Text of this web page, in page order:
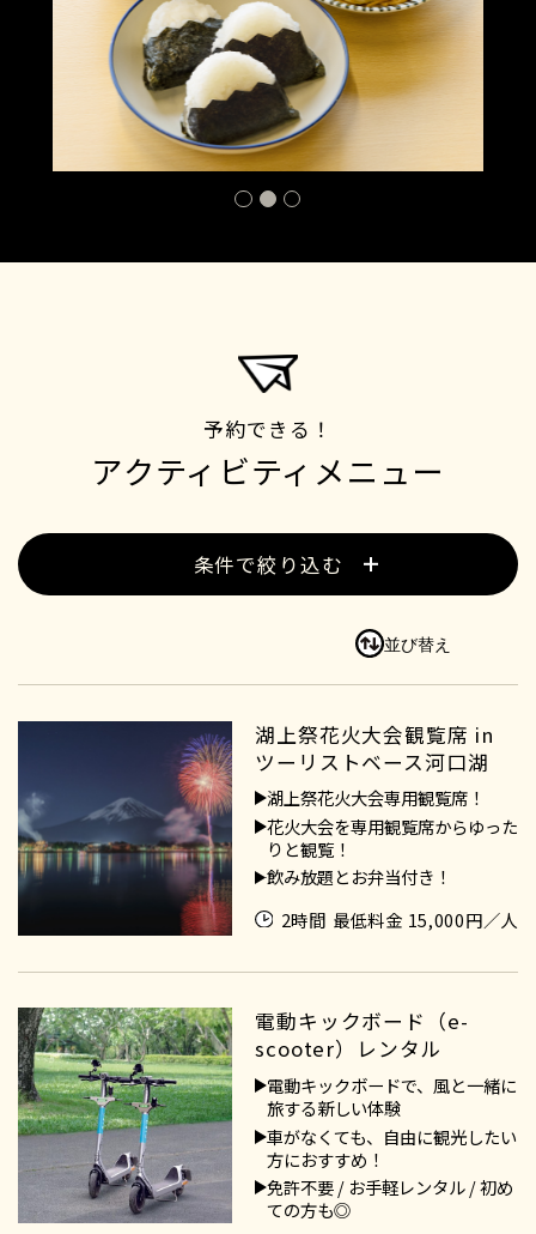
予約できる！
アクティビティメニュー
条件で絞り込む
湖上祭花火大会観覧席 in
ツーリストベース河口湖
湖上祭花火大会専用観覧席！
花火大会を専用観覧席からゆった
りと観覧！
飲み放題とお弁当付き！
2時間 最低料金 15,000円／人
電動キックボード（e-
scooter）レンタル
電動キックボードで、風と一緒に
旅する新しい体験
車がなくても、自由に観光したい
方におすすめ！
免許不要 / お手軽レンタル / 初め
ての方も◎